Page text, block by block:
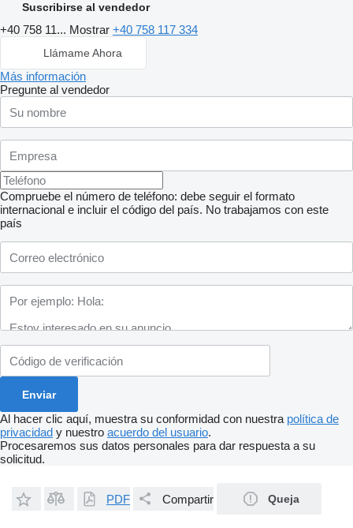
Suscribirse al vendedor
+40 758 11... Mostrar +40 758 117 334
Llámame Ahora
Más información
Pregunte al vendedor
Compruebe el número de teléfono: debe seguir el formato
internacional e incluir el código del país. No trabajamos con este
país
Al hacer clic aquí, muestra su conformidad con nuestra política de
privacidad y nuestro acuerdo del usuario.
Procesaremos sus datos personales para dar respuesta a su
solicitud.
PDF Compartir Queja